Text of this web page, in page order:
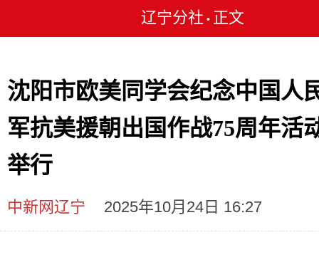
辽宁分社 • 正文
沈阳市欧美同学会纪念中国人
军抗美援朝出国作战75周年活
举行​
中新网辽宁 2025年10月24日 16:27